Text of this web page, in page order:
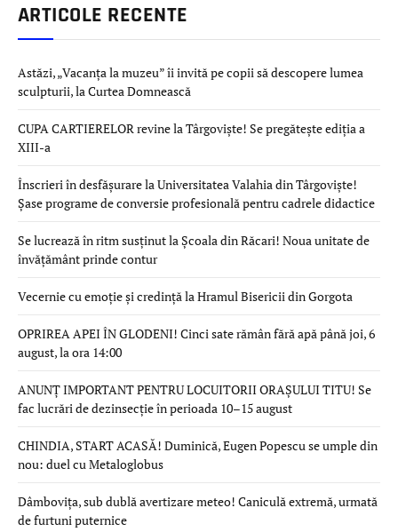
ARTICOLE RECENTE
Astăzi, „Vacanța la muzeu” îi invită pe copii să descopere lumea
sculpturii, la Curtea Domnească
CUPA CARTIERELOR revine la Târgoviște! Se pregătește ediția a
XIII-a
Înscrieri în desfășurare la Universitatea Valahia din Târgoviște!
Șase programe de conversie profesională pentru cadrele didactice
Se lucrează în ritm susținut la Școala din Răcari! Noua unitate de
învățământ prinde contur
Vecernie cu emoție și credință la Hramul Bisericii din Gorgota
OPRIREA APEI ÎN GLODENI! Cinci sate rămân fără apă până joi, 6
august, la ora 14:00
ANUNȚ IMPORTANT PENTRU LOCUITORII ORAȘULUI TITU! Se
fac lucrări de dezinsecție în perioada 10–15 august
CHINDIA, START ACASĂ! Duminică, Eugen Popescu se umple din
nou: duel cu Metaloglobus
Dâmbovița, sub dublă avertizare meteo! Caniculă extremă, urmată
de furtuni puternice